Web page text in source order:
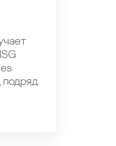
подряд